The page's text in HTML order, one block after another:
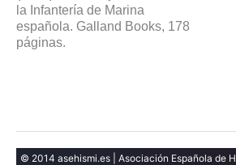
la Infantería de Marina
española. Galland Books, 178
páginas.
© 2014 asehismi.es | Asociación Española de